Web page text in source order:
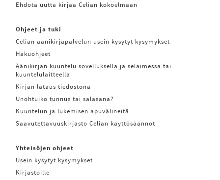
Ehdota uutta kirjaa Celian kokoelmaan
Ohjeet ja tuki
Celian äänikirjapalvelun usein kysytyt kysymykset
Hakuohjeet
Äänikirjan kuuntelu sovelluksella ja selaimessa tai
kuuntelulaitteella
Kirjan lataus tiedostona
Unohtuiko tunnus tai salasana?
Kuuntelun ja lukemisen apuvälineitä
Saavutettavuuskirjasto Celian käyttösäännöt
Yhteisöjen ohjeet
Usein kysytyt kysymykset
Kirjastoille